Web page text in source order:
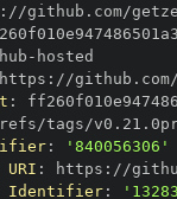
: //github.com/
-
:
:
:
'840056306'
: https :
Identifier: